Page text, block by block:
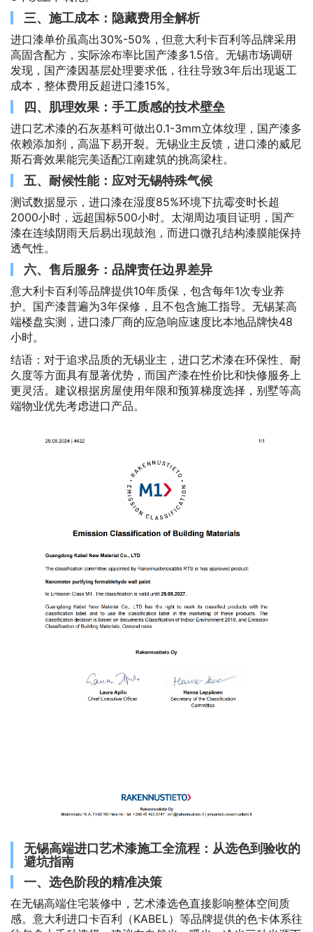
三、施工成本：隐藏费用全解析
进口漆单价虽高出30%-50%，但意大利卡百利等品牌采用
高固含配方，实际涂布率比国产漆多1.5倍。无锡市场调研
发现，国产漆因基层处理要求低，往往导致3年后出现返工
成本，整体费用反超进口漆15%。
四、肌理效果：手工质感的技术壁垒
进口艺术漆的石灰基料可做出0.1-3mm立体纹理，国产漆多
依赖添加剂，高温下易开裂。无锡业主反馈，进口漆的威尼
斯石膏效果能完美适配江南建筑的挑高梁柱。
五、耐候性能：应对无锡特殊气候
测试数据显示，进口漆在湿度85%环境下抗霉变时长超
2000小时，远超国标500小时。太湖周边项目证明，国产
漆在连续阴雨天后易出现鼓泡，而进口微孔结构漆膜能保持
透气性。
六、售后服务：品牌责任边界差异
意大利卡百利等品牌提供10年质保，包含每年1次专业养
护。国产漆普遍为3年保修，且不包含施工指导。无锡某高
端楼盘实测，进口漆厂商的应急响应速度比本地品牌快48
小时。
结语：对于追求品质的无锡业主，进口艺术漆在环保性、耐
久度等方面具有显著优势，而国产漆在性价比和快修服务上
更灵活。建议根据房屋使用年限和预算梯度选择，别墅等高
端物业优先考虑进口产品。
无锡高端进口艺术漆施工全流程：从选色到验收的
避坑指南
一、选色阶段的精准决策
在无锡高端住宅装修中，艺术漆选色直接影响整体空间质
感。意大利进口卡百利（KABEL）等品牌提供的色卡体系往